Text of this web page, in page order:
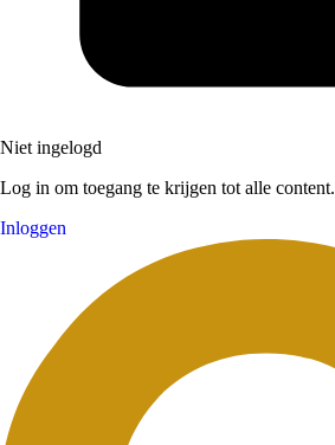
Niet ingelogd
Log in om toegang te krijgen tot alle content.
Inloggen